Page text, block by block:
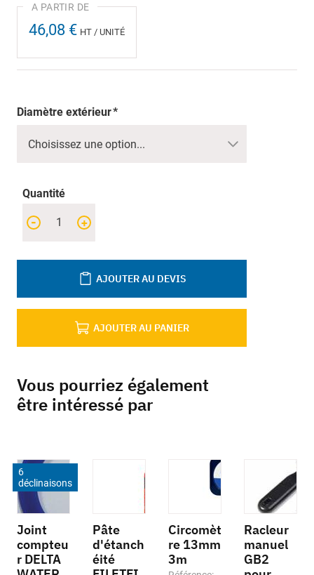
46,08 € HT / UNITÉ
Diamètre extérieur
Quantité
+
-
AJOUTER AU PANIER
AJOUTER AU DEVIS
Vous pourriez également
être intéressé par
6
déclinaisons
Joint
compteu
r DELTA
Pâte
d'étanch
éité
Circomèt
re 13mm
3m
Racleur
manuel
GB2